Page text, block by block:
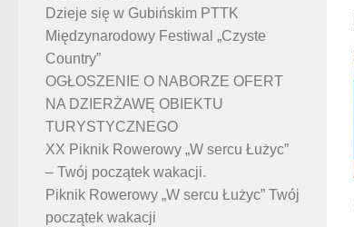
Dzieje się w Gubińskim PTTK
Międzynarodowy Festiwal „Czyste
Country”
OGŁOSZENIE O NABORZE OFERT
NA DZIERŻAWĘ OBIEKTU
TURYSTYCZNEGO
XX Piknik Rowerowy „W sercu Łużyc”
– Twój początek wakacji.
Piknik Rowerowy „W sercu Łużyc” Twój
początek wakacji